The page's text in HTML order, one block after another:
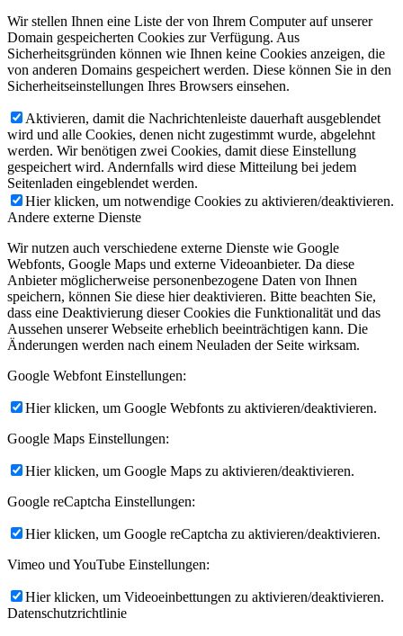
Wir stellen Ihnen eine Liste der von Ihrem Computer auf unserer
Domain gespeicherten Cookies zur Verfügung. Aus
Sicherheitsgründen können wie Ihnen keine Cookies anzeigen, die
von anderen Domains gespeichert werden. Diese können Sie in den
Sicherheitseinstellungen Ihres Browsers einsehen.
Aktivieren, damit die Nachrichtenleiste dauerhaft ausgeblendet
wird und alle Cookies, denen nicht zugestimmt wurde, abgelehnt
werden. Wir benötigen zwei Cookies, damit diese Einstellung
gespeichert wird. Andernfalls wird diese Mitteilung bei jedem
Seitenladen eingeblendet werden.
Hier klicken, um notwendige Cookies zu aktivieren/deaktivieren.
Andere externe Dienste
Wir nutzen auch verschiedene externe Dienste wie Google
Webfonts, Google Maps und externe Videoanbieter. Da diese
Anbieter möglicherweise personenbezogene Daten von Ihnen
speichern, können Sie diese hier deaktivieren. Bitte beachten Sie,
dass eine Deaktivierung dieser Cookies die Funktionalität und das
Aussehen unserer Webseite erheblich beeinträchtigen kann. Die
Änderungen werden nach einem Neuladen der Seite wirksam.
Google Webfont Einstellungen:
Hier klicken, um Google Webfonts zu aktivieren/deaktivieren.
Google Maps Einstellungen:
Hier klicken, um Google Maps zu aktivieren/deaktivieren.
Google reCaptcha Einstellungen:
Hier klicken, um Google reCaptcha zu aktivieren/deaktivieren.
Vimeo und YouTube Einstellungen:
Hier klicken, um Videoeinbettungen zu aktivieren/deaktivieren.
Datenschutzrichtlinie